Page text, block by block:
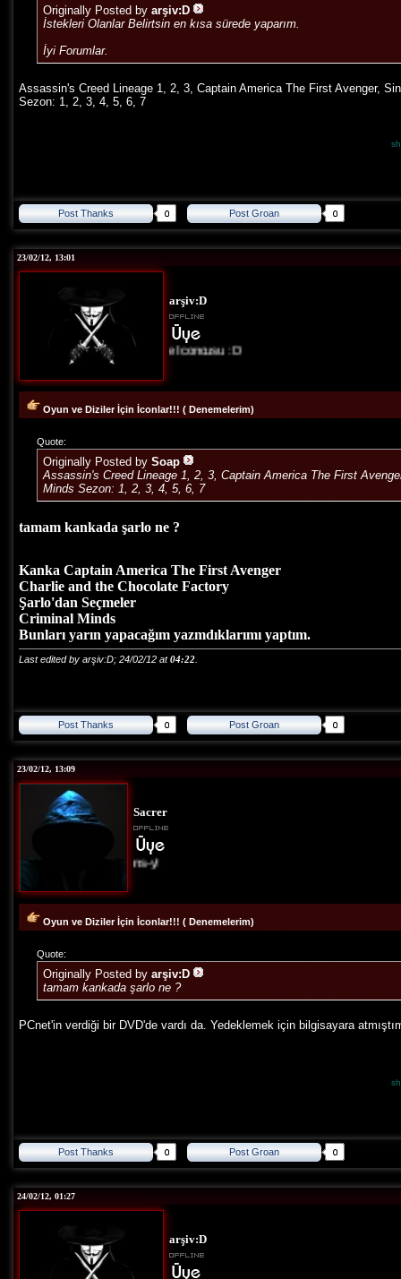
Originally Posted by arşiv:D
İstekleri Olanlar Belirtsin en kısa sürede yaparım.
İyi Forumlar.
Assassin's Creed Lineage 1, 2, 3, Captain America The First Avenger,
Sezon: 1, 2, 3, 4, 5, 6, 7
Post Thanks Post Groan
23/02/12, 13:01
arşiv:D
Site İconcusu :D
Oyun ve Diziler İçin İconlar!!! ( Denemelerim)
Quote:
Originally Posted by Soap
Assassin's Creed Lineage 1, 2, 3, Captain America The First
Minds Sezon: 1, 2, 3, 4, 5, 6, 7
tamam kankada şarlo ne ?
Kanka Captain America The First Avenger
Charlie and the Chocolate Factory
Şarlo'dan Seçmeler
Criminal Minds
Bunları yarın yapacağım yazmdıklarımı yaptım.
Last edited by arşiv:D; 24/02/12 at04:22
Post Thanks Post Groan
23/02/12, 13:09
Sacrer
Oyun ve Diziler İçin İconlar!!! ( Denemelerim)
Quote:
Originally Posted by arşiv:D
tamam kankada şarlo ne ?
PCnet'in verdiği bir DVD'de vardı da. Yedeklemek için bilgisayara
Post Thanks Post Groan
24/02/12, 01:27
arşiv:D